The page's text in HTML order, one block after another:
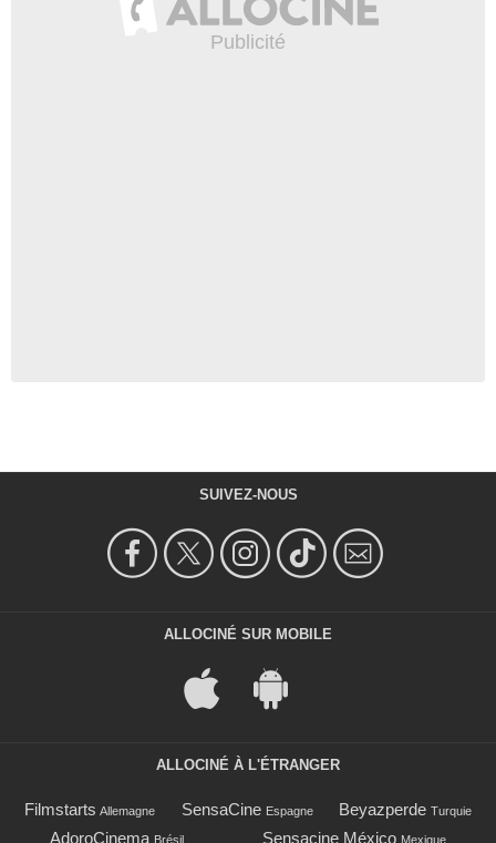
SUIVEZ-NOUS
ALLOCINÉ SUR MOBILE
ALLOCINÉ À L'ÉTRANGER
Filmstarts Allemagne SensaCine Espagne Beyazperde Turquie
AdoroCinema Brésil Sensacine México Mexique